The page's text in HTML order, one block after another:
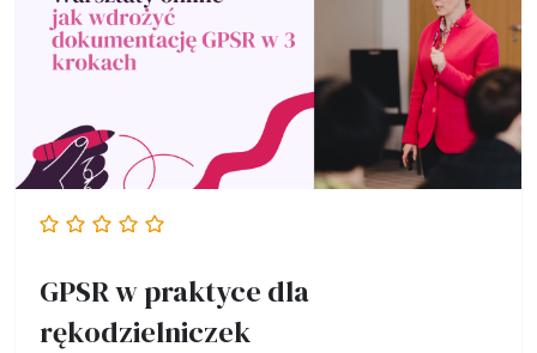
GPSR w praktyce dla
rękodzielniczek